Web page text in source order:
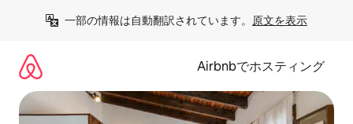
一部の情報は自動翻訳されています。 原文を表示
Airbnbでホスティング